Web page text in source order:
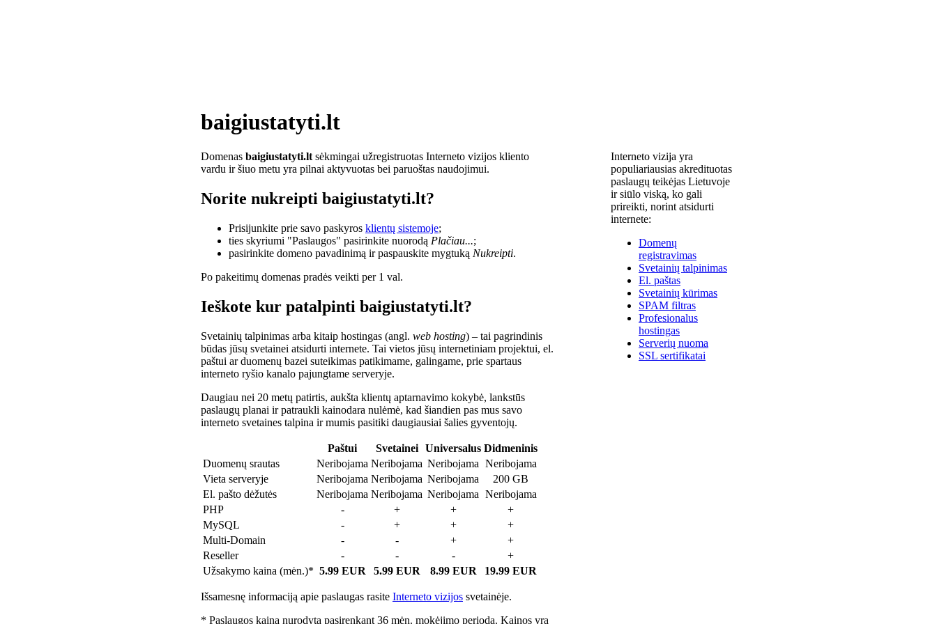
baigiustatyti.lt
Domenas baigiustatyti.lt sėkmingai užregistruotas Interneto vizijos kliento
vardu ir šiuo metu yra pilnai aktyvuotas bei paruoštas naudojimui.
Norite nukreipti baigiustatyti.lt?
Prisijunkite prie savo paskyros klientų sistemoje;
ties skyriumi "Paslaugos" pasirinkite nuorodą Plačiau...;
pasirinkite domeno pavadinimą ir paspauskite mygtuką Nukreipti.
Po pakeitimų domenas pradės veikti per 1 val.
Ieškote kur patalpinti baigiustatyti.lt?
Svetainių talpinimas arba kitaip hostingas (angl. web hosting) – tai pagrindinis
būdas jūsų svetainei atsidurti internete. Tai vietos jūsų internetiniam projektui, el.
paštui ar duomenų bazei suteikimas patikimame, galingame, prie spartaus
interneto ryšio kanalo pajungtame serveryje.
Daugiau nei 20 metų patirtis, aukšta klientų aptarnavimo kokybė, lankstūs
paslaugų planai ir patraukli kainodara nulėmė, kad šiandien pas mus savo
interneto svetaines talpina ir mumis pasitiki daugiausiai šalies gyventojų.
Paštui Svetainei Universalus Didmeninis
Duomenų srautas
Neribojama Neribojama Neribojama Neribojama
Vieta serveryje
Neribojama Neribojama Neribojama
200 GB
El. pašto dėžutės
Neribojama Neribojama Neribojama Neribojama
PHP
- + +
+
MySQL
- + +
+
Multi-Domain
- - +
+
Reseller
- - -
+
Užsakymo kaina (mėn.)* 5.99 EUR 5.99 EUR 8.99 EUR 19.99 EUR
Išsamesnę informaciją apie paslaugas rasite Interneto vizijos svetainėje.
* Paslaugos kaina nurodyta pasirenkant 36 mėn. mokėjimo periodą. Kainos yra
Interneto vizija yra
populiariausias akredituotas
paslaugų teikėjas Lietuvoje
ir siūlo viską, ko gali
prireikti, norint atsidurti
internete:
Domenų
registravimas
Svetainių talpinimas
El. paštas
Svetainių kūrimas
SPAM filtras
Profesionalus
hostingas
Serverių nuoma
SSL sertifikatai